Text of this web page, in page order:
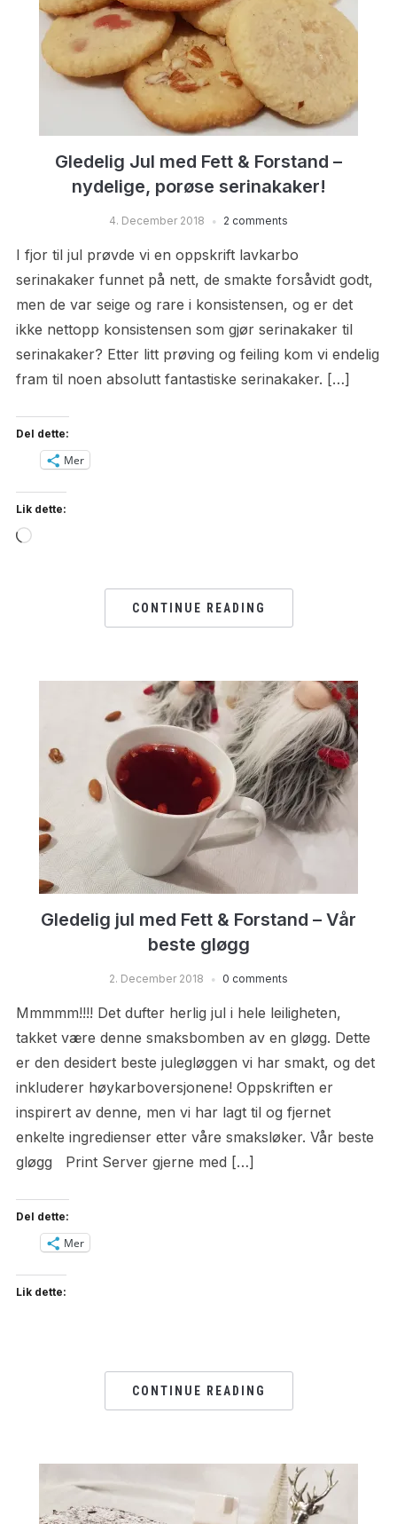
Gledelig Jul med Fett & Forstand –
nydelige, porøse serinakaker!
4. December 2018 2 comments
I fjor til jul prøvde vi en oppskrift lavkarbo
serinakaker funnet på nett, de smakte forsåvidt godt,
men de var seige og rare i konsistensen, og er det
ikke nettopp konsistensen som gjør serinakaker til
serinakaker? Etter litt prøving og feiling kom vi endelig
fram til noen absolutt fantastiske serinakaker. […]
Del dette:
Mer
Lik dette:
Loading…
CONTINUE READING
Gledelig jul med Fett & Forstand – Vår
beste gløgg
2. December 2018 0 comments
Mmmmm!!!! Det dufter herlig jul i hele leiligheten,
takket være denne smaksbomben av en gløgg. Dette
er den desidert beste julegløggen vi har smakt, og det
inkluderer høykarboversjonene! Oppskriften er
inspirert av denne, men vi har lagt til og fjernet
enkelte ingredienser etter våre smaksløker. Vår beste
gløgg Print Server gjerne med […]
Del dette:
Mer
Lik dette:
CONTINUE READING